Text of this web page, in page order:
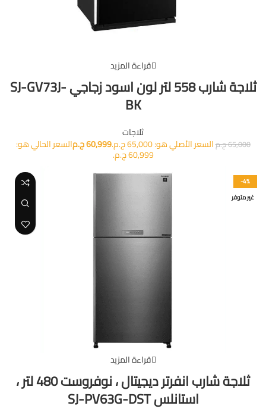
قراءة المزيد
ثلاجة شارب 558 لتر لون اسود زجاجي SJ-GV73J-
BK
ثلاجات
65,000ج.مالسعر الأصلي هو: 65,000 ج.م. 60,999ج.مالسعر الحالي هو:
60,999 ج.م.
-4%
غير متوفر
قراءة المزيد
ثلاجة شارب انفرتر ديجيتال ، نوفروست 480 لتر ،
استانلس SJ-PV63G-DST